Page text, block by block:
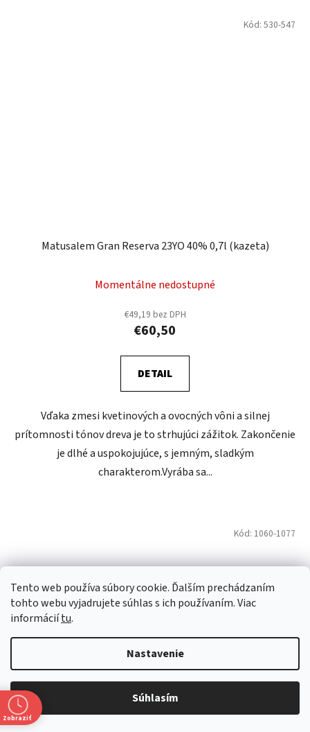
Tento web používa súbory cookie. Ďalším prechádzaním
tohto webu vyjadrujete súhlas s ich používaním. Viac
informáciítu.
Nastavenie
Súhlasím
Matusalem Gran Reserva 23YO 40% 0,7l (kazeta)
Momentálne nedostupné
€49,19 bez DPH
€60,50
DETAIL
Vďaka zmesi kvetinových a ovocných vôni a silnej
prítomnosti tónov dreva je to strhujúci zážitok. Zakončenie
je dlhé a uspokojujúce, s jemným, sladkým
charakterom.Vyrába sa...
Kód: 530-547
Kód: 1060-1077
Zobraziť